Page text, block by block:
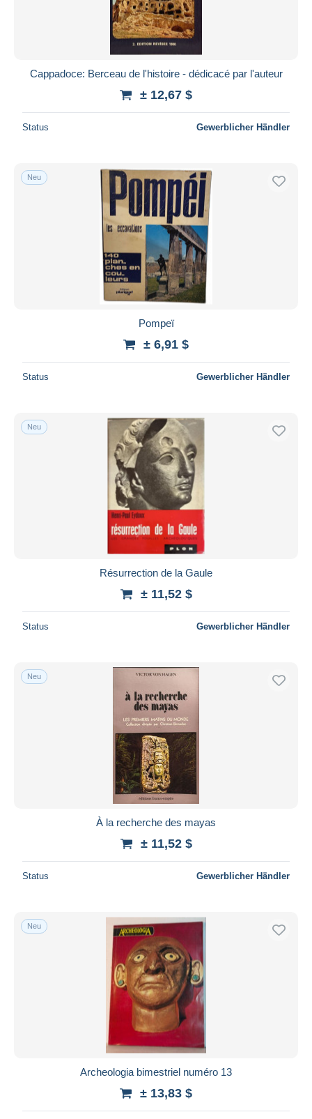
Cappadoce: Berceau de l'histoire - dédicacé par l'auteur
± 12,67 $
Status Gewerblicher Händler
Neu
Pompeï
± 6,91 $
Status Gewerblicher Händler
Neu
Résurrection de la Gaule
± 11,52 $
Status Gewerblicher Händler
Neu
À la recherche des mayas
± 11,52 $
Status Gewerblicher Händler
Neu
Archeologia bimestriel numéro 13
± 13,83 $